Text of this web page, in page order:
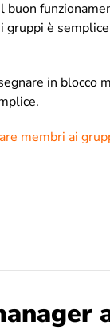
buon
gruppi è
in blocco
membri ai